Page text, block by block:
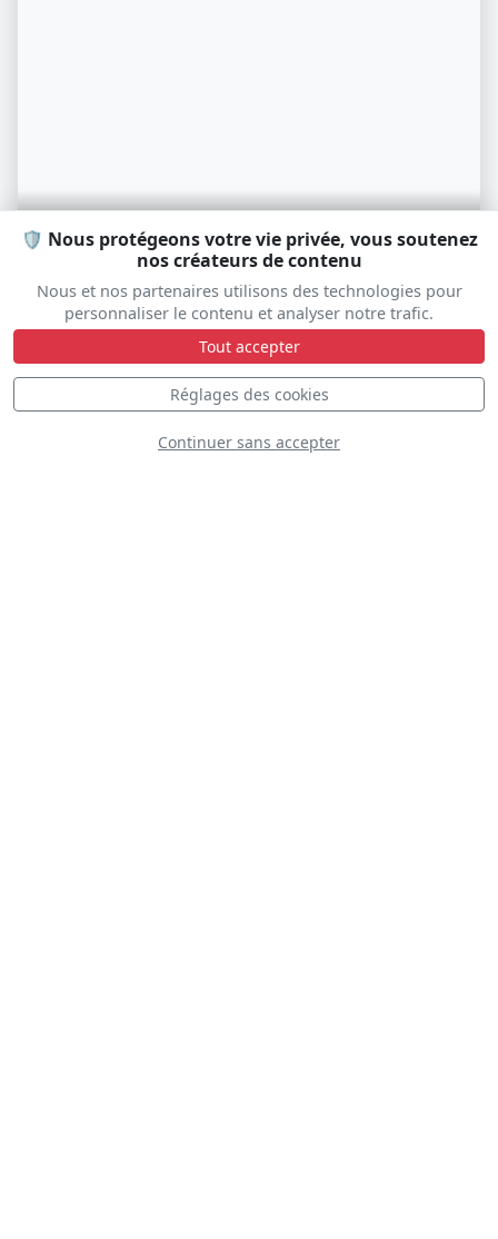
🛡️ Nous protégeons votre vie privée, vous soutenez
nos créateurs de contenu
Nous et nos partenaires utilisons des technologies pour
personnaliser le contenu et analyser notre trafic.
Tout accepter
Réglages des cookies
Continuer sans accepter
C130 USAF
D